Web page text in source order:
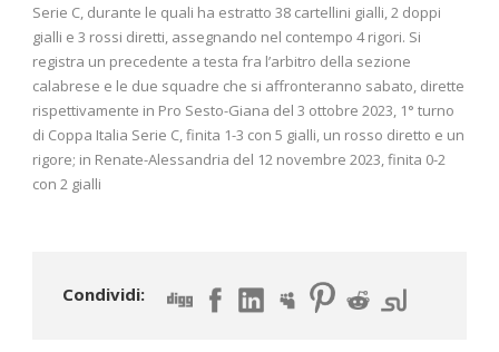
Serie C, durante le quali ha estratto 38 cartellini gialli, 2 doppi
gialli e 3 rossi diretti, assegnando nel contempo 4 rigori. Si
registra un precedente a testa fra l’arbitro della sezione
calabrese e le due squadre che si affronteranno sabato, dirette
rispettivamente in Pro Sesto-Giana del 3 ottobre 2023, 1° turno
di Coppa Italia Serie C, finita 1-3 con 5 gialli, un rosso diretto e un
rigore; in Renate-Alessandria del 12 novembre 2023, finita 0-2
con 2 gialli
Condividi: